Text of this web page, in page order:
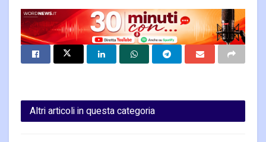
Altri articoli in questa categoria